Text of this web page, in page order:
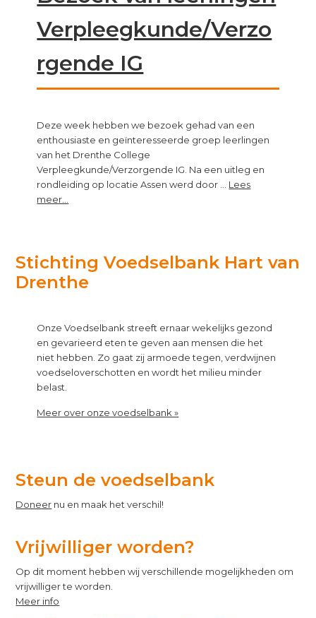
Verpleegkunde/Verzo
rgende IG
Deze week hebben we bezoek gehad van een
enthousiaste en geïnteresseerde groep leerlingen
van het Drenthe College
Verpleegkunde/Verzorgende IG. Na een uitleg en
rondleiding op locatie Assen werd door … Lees
meer...
Verpleegkunde/Verzorgende
Footer
Stichting Voedselbank Hart van
Drenthe
Onze Voedselbank streeft ernaar wekelijks gezond
en gevarieerd eten te geven aan mensen die het
niet hebben. Zo gaat zij armoede tegen, verdwijnen
voedseloverschotten en wordt het milieu minder
belast.
Meer over onze voedselbank »about
Steun de voedselbank
Doneer nu en maak het verschil!
Vrijwilliger worden?
Op dit moment hebben wij verschillende mogelijkheden om
vrijwilliger te worden.
Meer info